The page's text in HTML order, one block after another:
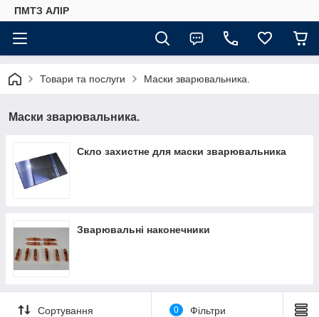
ПМТЗ АЛІР
Товари та послуги Маски зварювальника.
Маски зварювальника.
Скло захистне для маски зварювальника
Зварювальні наконечники
Сортування 0 Фільтри